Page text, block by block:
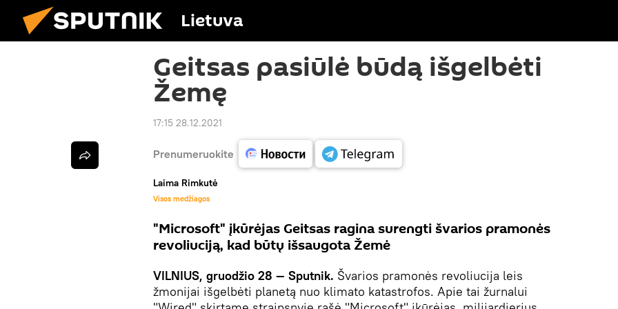
Lietuva
Geitsas pasiūlė būdą išgelbėti
Žemę
17:15 28.12.2021
Prenumeruokite
Laima Rimkutė
Visos medžiagos
"Microsoft" įkūrėjas Geitsas ragina surengti švarios pramonės
revoliuciją, kad būtų išsaugota Žemė
VILNIUS, gruodžio 28 — Sputnik. Švarios pramonės revoliucija leis
žmonijai išgelbėti planetą nuo klimato katastrofos. Apie tai žurnalui